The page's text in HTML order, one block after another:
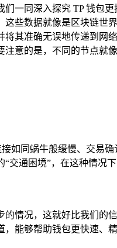
一同深入探究 TP 钱包
些数据就像是区块链
其准确无误地传递到
意的是，不同的节点
如同蜗牛般缓慢、交易
通困境”，在这种情况
情况，这就好比我们
能够帮助钱包更快速、